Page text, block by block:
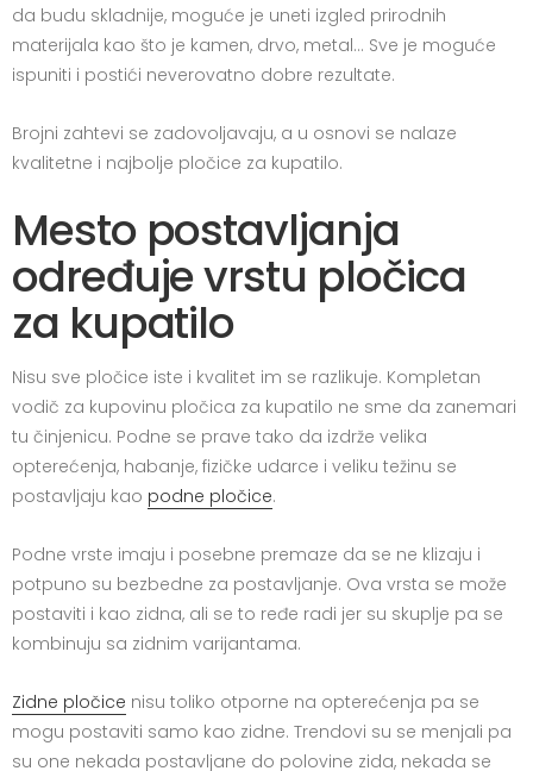
da budu skladnije, moguće je uneti izgled prirodnih
materijala kao što je kamen, drvo, metal… Sve je moguće
ispuniti i postići neverovatno dobre rezultate.
Brojni zahtevi se zadovoljavaju, a u osnovi se nalaze
kvalitetne i najbolje pločice za kupatilo.
Mesto postavljanja
određuje vrstu pločica
za kupatilo
Nisu sve pločice iste i kvalitet im se razlikuje. Kompletan
vodič za kupovinu pločica za kupatilo ne sme da zanemari
tu činjenicu. Podne se prave tako da izdrže velika
opterećenja, habanje, fizičke udarce i veliku težinu se
postavljaju kao podne pločice.
Podne vrste imaju i posebne premaze da se ne klizaju i
potpuno su bezbedne za postavljanje. Ova vrsta se može
postaviti i kao zidna, ali se to ređe radi jer su skuplje pa se
kombinuju sa zidnim varijantama.
Zidne pločice nisu toliko otporne na opterećenja pa se
mogu postaviti samo kao zidne. Trendovi su se menjali pa
su one nekada postavljane do polovine zida, nekada se